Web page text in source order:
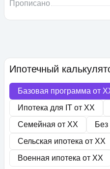
Прописано
Ипотечный
Базовая программа от
Ипотека для IT от XX
Семейная от XX Без
Сельская ипотека от XX
Военная ипотека от XX